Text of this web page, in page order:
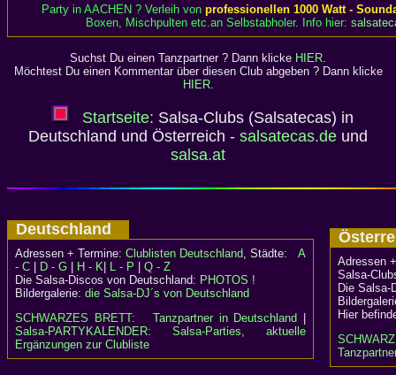
Party in AACHEN ? Verleih von professionellen 1000 Watt -
Boxen, Mischpulten etc.an Selbstabholer. Info hier:
Suchst Du einen Tanzpartner ? Dann klicke HIER.
Möchtest Du einen Kommentar über diesen Club abgeben ? Dann klicke
HIER.
Startseite: Salsa-Clubs (Salsatecas) in
Deutschland und Österreich - salsatecas.de und
salsa.at
Deutschland
Adressen + Termine: Clublisten Deutschland, Städte: A
- C
D - G H - K L - P
Q - Z
Die Salsa-Discos von Deutschland: PHOTOS !
Bildergalerie: die Salsa-DJ´s von Deutschland
SCHWARZES BRETT:
Tanzpartner in Deutschland
Salsa-PARTYKALENDER: Salsa-Parties, aktuelle
Ergänzungen zur Clubliste
Adressen
Salsa-
Die
Hier